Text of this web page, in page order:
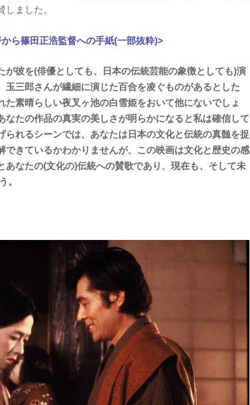
ました。
ら篠田正浩監督への手紙(一部抜粋)>
が彼を(俳優としても、日本の伝統芸能の象徴としても)演
玉三郎さんが繊細に演じた百合を凌ぐものがあるとした
素晴らしい夜叉ヶ池の白雪姫をおいて他にないでしょ
なたの作品の真実の美しさが明らかになると私は確信して
られるシーンでは、あなたは日本の文化と伝統の真髄を捉
できているかわかりませんが、この映画は文化と歴史の感
なたの(文化の)伝統への賛歌であり、現在も、そして未
。